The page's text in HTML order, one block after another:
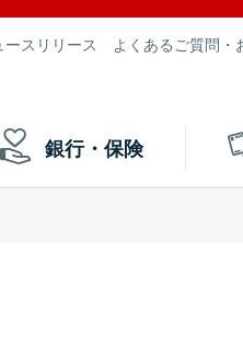
ースリリース よくあるご質問・
銀行・保険